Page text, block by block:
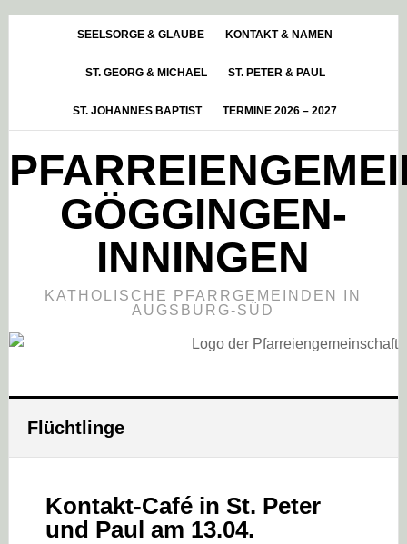
HauptsidebarSEELSORGE & GLAUBE KONTAKT & NAMEN
ST. GEORG & MICHAEL ST. PETER & PAUL
ST. JOHANNES BAPTIST TERMINE 2026 – 2027
GÖGGINGEN-
INNINGEN
KATHOLISCHE PFARRGEMEINDEN IN
AUGSBURG-SÜD
Flüchtlinge
Kontakt-Café in St. Peter
und Paul am 13.04.